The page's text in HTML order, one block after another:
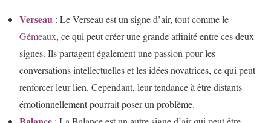
Verseau : Le Verseau est un signe d’air, tout comme le
Gémeaux, ce qui peut créer une grande affinité entre ces deux
signes. Ils partagent également une passion pour les
conversations intellectuelles et les idées novatrices, ce qui peut
renforcer leur lien. Cependant, leur tendance à être distants
émotionnellement pourrait poser un problème.